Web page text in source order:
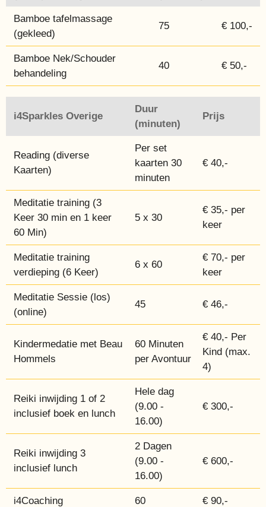
Bamboe tafelmassage
(gekleed)
75 € 100,-
Bamboe Nek/Schouder
behandeling
40 € 50,-
i4Sparkles Overige
Duur
(minuten)
Prijs
Reading (diverse
Kaarten)
Per set
kaarten 30
minuten
€ 40,-
Meditatie training (3
Keer 30 min en 1 keer
60 Min)
5 x 30
€ 35,- per
keer
Meditatie training
verdieping (6 Keer)
6 x 60
€ 70,- per
keer
Meditatie Sessie (los)
(online)
45 € 46,-
Kindermedatie met Beau
Hommels
60 Minuten
per Avontuur
€ 40,- Per
Kind (max.
4)
Reiki inwijding 1 of 2
inclusief boek en lunch
Hele dag
(9.00 -
16.00)
€ 300,-
Reiki inwijding 3
inclusief lunch
2 Dagen
(9.00 -
16.00)
€ 600,-
i4Coaching 60 € 90,-